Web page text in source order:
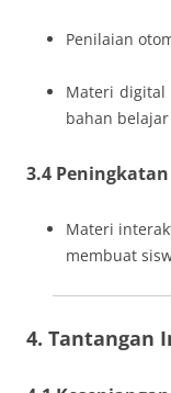
Penilaian
Materi digital
bahan
3.4
Materi
membuat
4. Tantangan